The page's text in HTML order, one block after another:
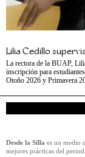
Lilia Cedillo
La rectora de la BUAP,
inscripción para
Otoño 2026 y Primavera
Desde la Silla es un medio
mejores prácticas del